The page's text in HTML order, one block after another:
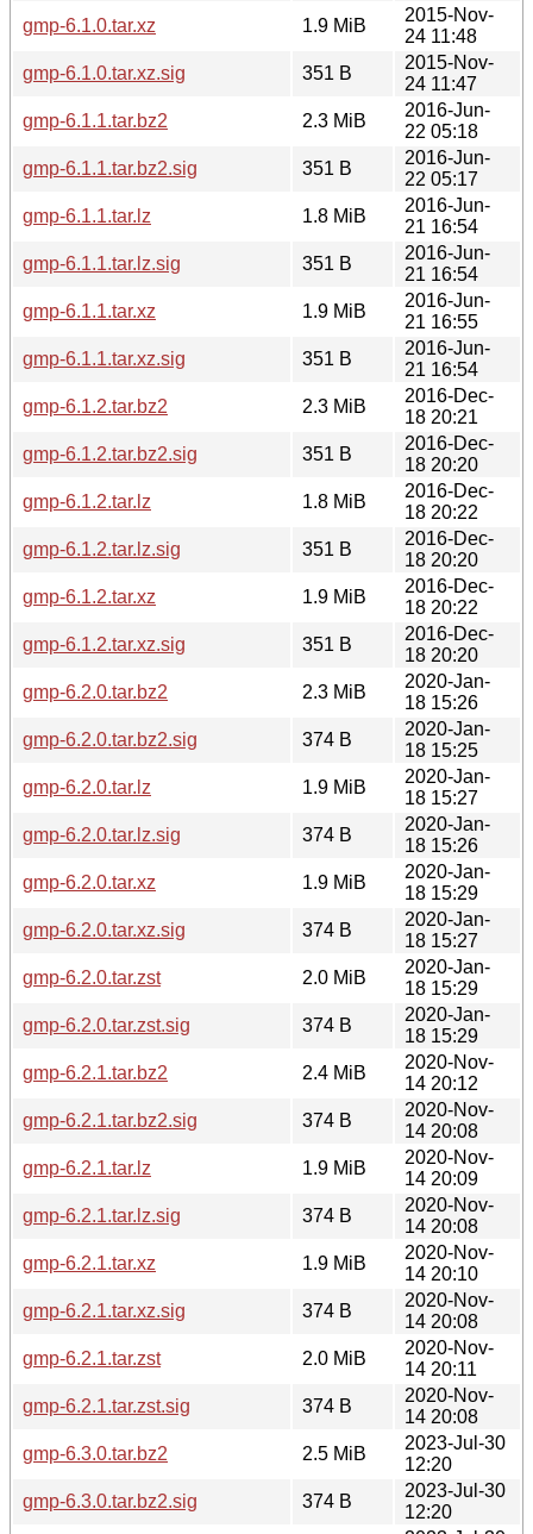
gmp-6.1.0.tar.xz
1.9 MiB
2015-Nov-
24 11:48
gmp-6.1.0.tar.xz.sig
351 B
2015-Nov-
24 11:47
gmp-6.1.1.tar.bz2
2.3 MiB
2016-Jun-
22 05:18
gmp-6.1.1.tar.bz2.sig
351 B
2016-Jun-
22 05:17
gmp-6.1.1.tar.lz
1.8 MiB
2016-Jun-
21 16:54
gmp-6.1.1.tar.lz.sig
351 B
2016-Jun-
21 16:54
gmp-6.1.1.tar.xz
1.9 MiB
2016-Jun-
21 16:55
gmp-6.1.1.tar.xz.sig
351 B
2016-Jun-
21 16:54
gmp-6.1.2.tar.bz2
2.3 MiB
2016-Dec-
18 20:21
gmp-6.1.2.tar.bz2.sig
351 B
2016-Dec-
18 20:20
gmp-6.1.2.tar.lz
1.8 MiB
2016-Dec-
18 20:22
gmp-6.1.2.tar.lz.sig
351 B
2016-Dec-
18 20:20
gmp-6.1.2.tar.xz
1.9 MiB
2016-Dec-
18 20:22
gmp-6.1.2.tar.xz.sig
351 B
2016-Dec-
18 20:20
gmp-6.2.0.tar.bz2
2.3 MiB
2020-Jan-
18 15:26
gmp-6.2.0.tar.bz2.sig
374 B
2020-Jan-
18 15:25
gmp-6.2.0.tar.lz
1.9 MiB
2020-Jan-
18 15:27
gmp-6.2.0.tar.lz.sig
374 B
2020-Jan-
18 15:26
gmp-6.2.0.tar.xz
1.9 MiB
2020-Jan-
18 15:29
gmp-6.2.0.tar.xz.sig
374 B
2020-Jan-
18 15:27
gmp-6.2.0.tar.zst
2.0 MiB
2020-Jan-
18 15:29
gmp-6.2.0.tar.zst.sig
374 B
2020-Jan-
18 15:29
gmp-6.2.1.tar.bz2
2.4 MiB
2020-Nov-
14 20:12
gmp-6.2.1.tar.bz2.sig
374 B
2020-Nov-
14 20:08
gmp-6.2.1.tar.lz
1.9 MiB
2020-Nov-
14 20:09
gmp-6.2.1.tar.lz.sig
374 B
2020-Nov-
14 20:08
gmp-6.2.1.tar.xz
1.9 MiB
2020-Nov-
14 20:10
gmp-6.2.1.tar.xz.sig
374 B
2020-Nov-
14 20:08
gmp-6.2.1.tar.zst
2.0 MiB
2020-Nov-
14 20:11
gmp-6.2.1.tar.zst.sig
374 B
2020-Nov-
14 20:08
gmp-6.3.0.tar.bz2
2.5 MiB
2023-Jul-30
12:20
gmp-6.3.0.tar.bz2.sig
374 B
2023-Jul-30
12:20